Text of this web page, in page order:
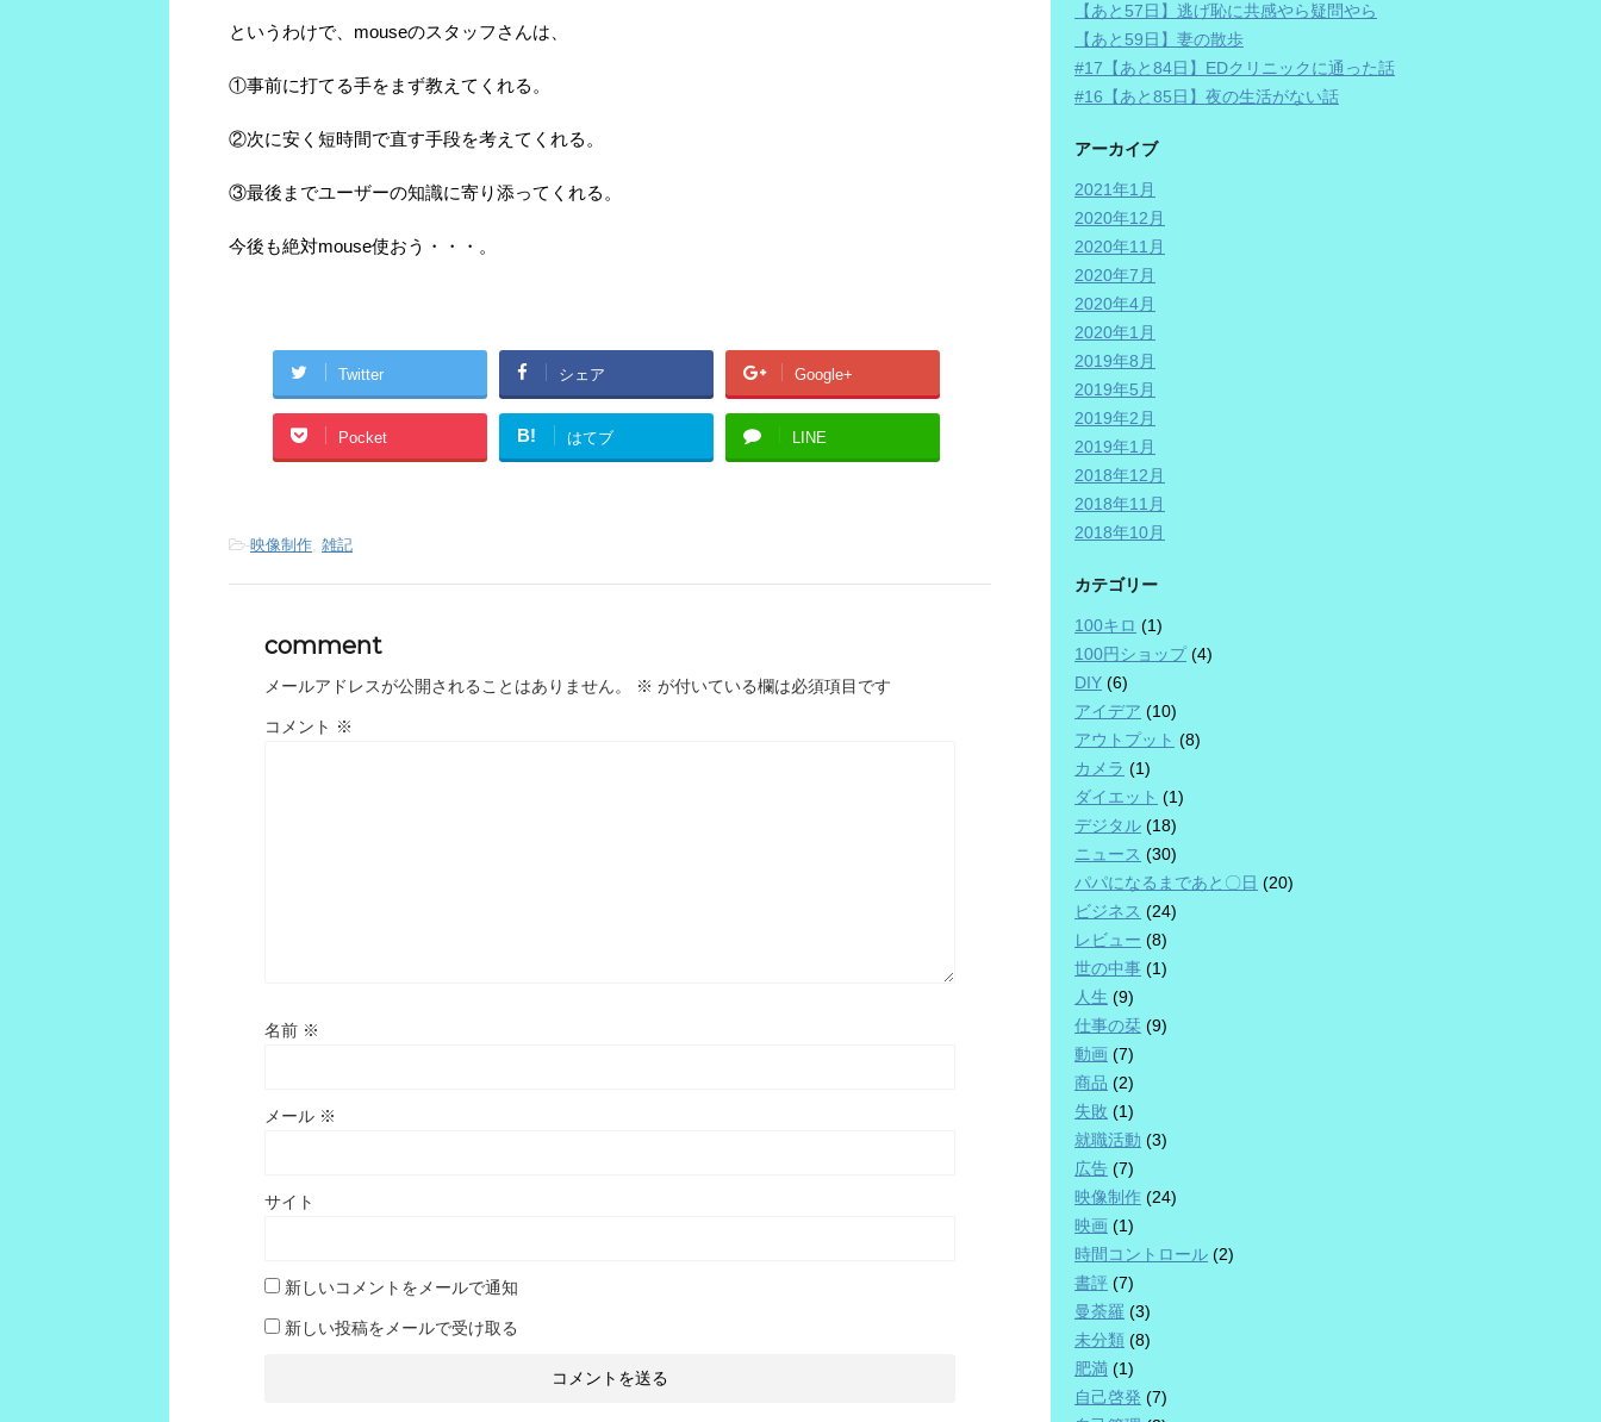
というわけで、mouseのスタッフさんは、
①事前に打てる手をまず教えてくれる。
②次に安く短時間で直す手段を考えてくれる。
③最後までユーザーの知識に寄り添ってくれる。
今後も絶対mouse使おう・・・。
Twitter シェア Google+
Pocket B! はてブ LINE
-映像制作, 雑記
comment
メールアドレスが公開されることはありません。 ※ が付いている欄は必須項目です
コメント ※
名前 ※
メール ※
サイト
新しいコメントをメールで通知
新しい投稿をメールで受け取る
【あと57日】逃げ恥に共感やら疑問やら
【あと59日】妻の散歩
#17【あと84日】EDクリニックに通った話
#16【あと85日】夜の生活がない話
アーカイブ
2021年1月
2020年12月
2020年11月
2020年7月
2020年4月
2020年1月
2019年8月
2019年5月
2019年2月
2019年1月
2018年12月
2018年11月
2018年10月
カテゴリー
100キロ (1)
100円ショップ(4)
DIY (6)
アイデア (10)
アウトプット (8)
カメラ (1)
ダイエット (1)
デジタル (18)
ニュース (30)
パパになるまであと〇日 (20)
ビジネス (24)
レビュー (8)
世の中事 (1)
人生 (9)
仕事の栞 (9)
動画 (7)
商品 (2)
失敗 (1)
就職活動 (3)
広告 (7)
映像制作 (24)
映画 (1)
時間コントロール (2)
書評 (7)
曼荼羅 (3)
未分類 (8)
肥満 (1)
自己啓発 (7)